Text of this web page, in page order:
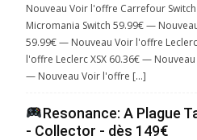
Nouveau Voir l'offre Carrefour
Micromania Switch 59.99€ —
59.99€ — Nouveau Voir l'offre
l'offre Leclerc XSX 60.36€ —
— Nouveau Voir l'offre […]
Resonance: A Plague
- Collector - dès 149€